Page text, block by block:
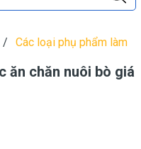
/
Các loại phụ phẩm làm
ăn chăn nuôi bò giá